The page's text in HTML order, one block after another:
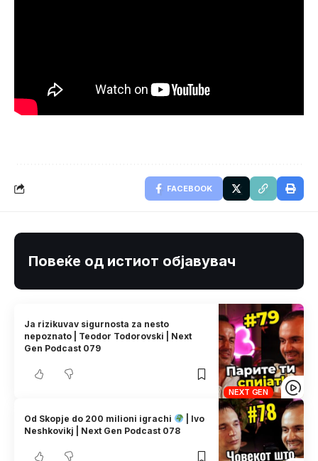
FACEBOOK
Повеќе од истиот објавувач
NEXT GEN
Ja rizikuvav sigurnosta za nesto
nepoznato | Teodor Todorovski | Next
Gen Podcast 079
Od Skopje do 200 milioni igrachi
| Ivo
Neshkovikj | Next Gen Podcast 078